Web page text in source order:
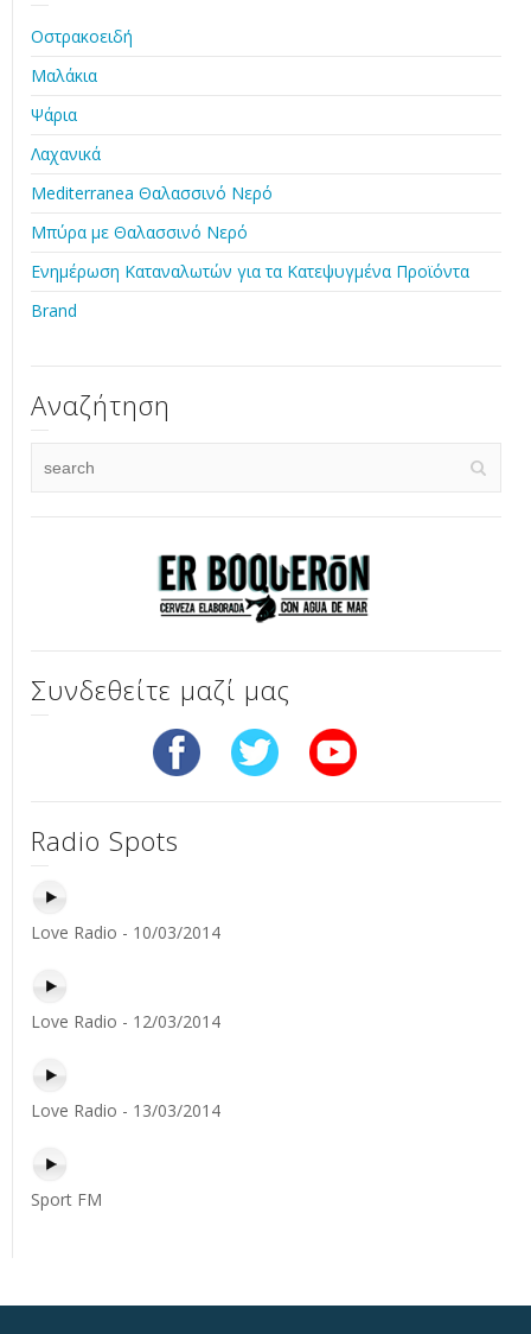
Οστρακοειδή
Μαλάκια
Ψάρια
Λαχανικά
Mediterranea Θαλασσινό Νερό
Μπύρα με Θαλασσινό Νερό
Ενημέρωση Καταναλωτών για τα Κατεψυγμένα Προϊόντα
Brand
Αναζήτηση
Συνδεθείτε μαζί μας
Radio Spots
Love Radio - 10/03/2014
Love Radio - 12/03/2014
Love Radio - 13/03/2014
Sport FM